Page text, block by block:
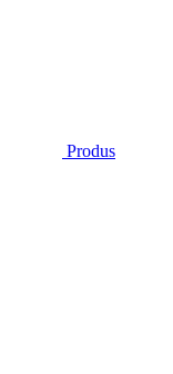
Produs